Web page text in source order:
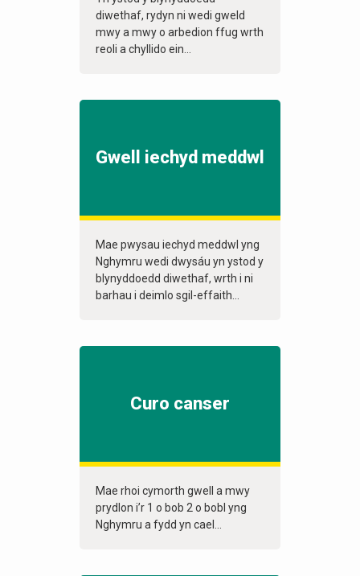
diwethaf, rydyn ni wedi gweld
mwy a mwy o arbedion ffug wrth
reoli a chyllido ein...
Gwell iechyd meddwl
Mae pwysau iechyd meddwl yng
Nghymru wedi dwysáu yn ystod y
blynyddoedd diwethaf, wrth i ni
barhau i deimlo sgil-effaith...
Curo canser
Mae rhoi cymorth gwell a mwy
prydlon i’r 1 o bob 2 o bobl yng
Nghymru a fydd yn cael...